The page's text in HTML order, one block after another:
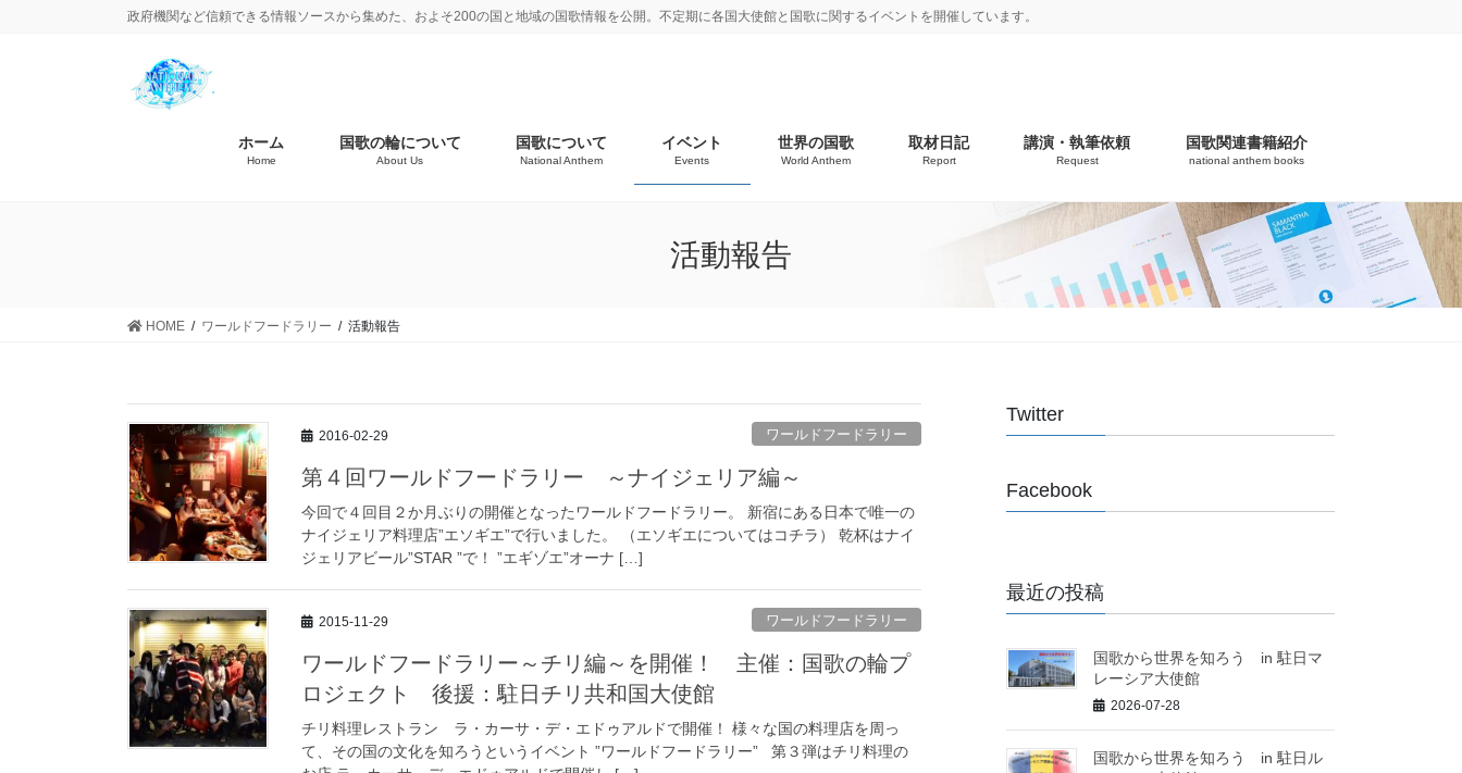
政府機関など信頼できる情報ソースから集めた、およそ200の国と地域の国歌情報を公開。不定期に各国大使館と国歌に関するイベントを開催しています。
ホーム
Home
国歌の輪について
About Us
国歌について
National Anthem
イベント
Events
世界の国歌
World Anthem
取材日記
Report
講演・執筆依頼
Request
国歌関連書籍紹介
national anthem books
活動報告
HOME ワールドフードラリー 活動報告
2016-02-29 ワールドフードラリー
第４回ワールドフードラリー ～ナイジェリア編～
今回で４回目２か月ぶりの開催となったワールドフードラリー。 新宿にある日本で唯一の
ナイジェリア料理店”エソギエ”で行いました。 （エソギエについてはコチラ） 乾杯はナイ
ジェリアビール”STAR ”で！ ”エギゾエ”オーナ […]
2015-11-29 ワールドフードラリー
ワールドフードラリー～チリ編～を開催！ 主催：国歌の輪プ
ロジェクト 後援：駐日チリ共和国大使館
チリ料理レストラン ラ・カーサ・デ・エドゥアルドで開催！ 様々な国の料理店を周っ
て、その国の文化を知ろうというイベント ”ワールドフードラリー” 第３弾はチリ料理の
Twitter
Facebook
最近の投稿
国歌から世界を知ろう in 駐日マ
レーシア大使館
2026-07-28
国歌から世界を知ろう in 駐日ル